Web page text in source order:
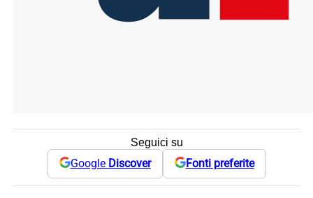
Seguici su
Google Discover Fonti preferite